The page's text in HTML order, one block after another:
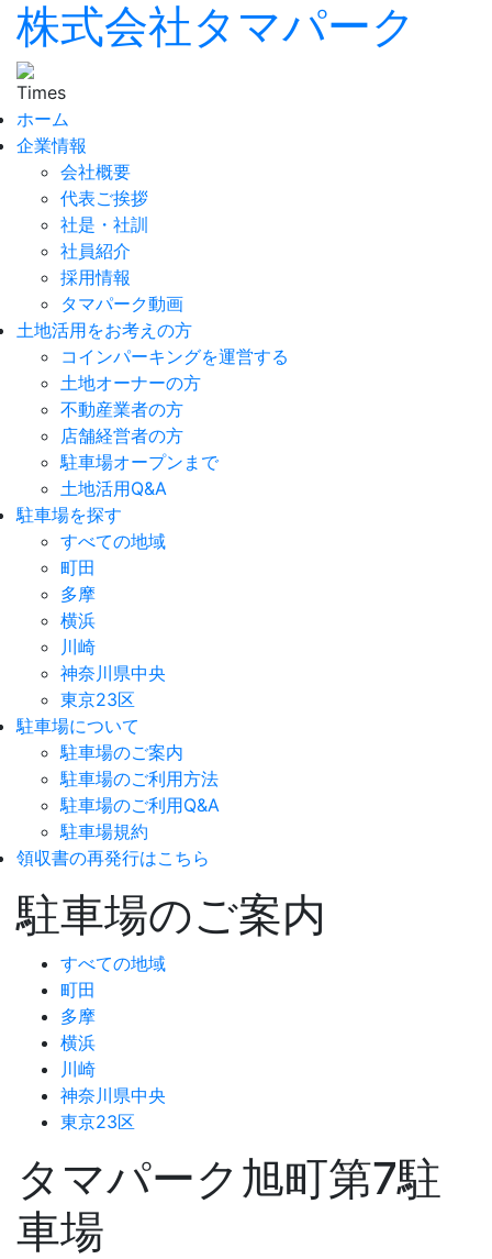
株式会社タマパーク
ホーム
企業情報
会社概要
代表ご挨拶
社是・社訓
社員紹介
採用情報
タマパーク動画
土地活用をお考えの方
コインパーキングを運営する
土地オーナーの方
不動産業者の方
店舗経営者の方
駐車場オープンまで
土地活用Q&A
駐車場を探す
すべての地域
町田
多摩
横浜
川崎
神奈川県中央
東京23区
駐車場について
駐車場のご案内
駐車場のご利用方法
駐車場のご利用Q&A
駐車場規約
領収書の再発行はこちら
駐車場のご案内
すべての地域
町田
多摩
横浜
川崎
神奈川県中央
東京23区
タマパーク旭町第7駐
車場